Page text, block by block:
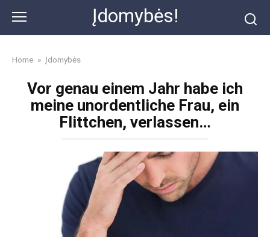
content
Įdomybės!
Home » Įdomybės
Vor genau einem Jahr habe ich
meine unordentliche Frau, ein
Flittchen, verlassen…